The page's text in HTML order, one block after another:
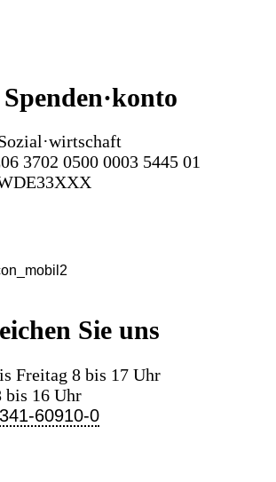
3702 0500 0003 5445 01
Sie uns
Freitag 8 bis 17 Uhr
bis 16 Uhr
60910-0